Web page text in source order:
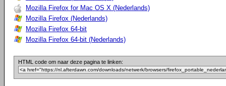
Mozilla Firefox for Mac OS X (Nederlands)
Mozilla Firefox (Nederlands)
Mozilla Firefox 64-bit
Mozilla Firefox 64-bit (Nederlands)
HTML code om naar deze pagina te linken: